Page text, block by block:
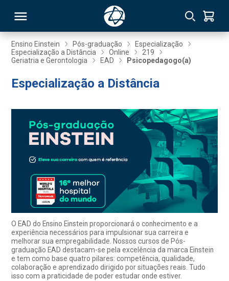
Ensino Einstein Pós-graduação
Especialização
Especialização a Distância
Online
219
Geriatria e Gerontologia
EAD Psicopedagogo(a)
Especialização a Distância
O EAD do Ensino Einstein proporcionará o conhecimento e a
experiência necessários para impulsionar sua carreira e
melhorar sua empregabilidade. Nossos cursos de Pós-
graduação EAD destacam-se pela excelência da marca Einstein
e tem como base quatro pilares: competência, qualidade,
colaboração e aprendizado dirigido por situações reais. Tudo
isso com a praticidade de poder estudar onde estiver.